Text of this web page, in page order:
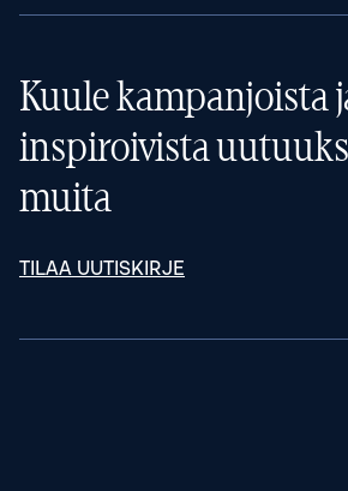
Kuule kampanjoista
inspiroivista
muita
TILAA UUTISKIRJE